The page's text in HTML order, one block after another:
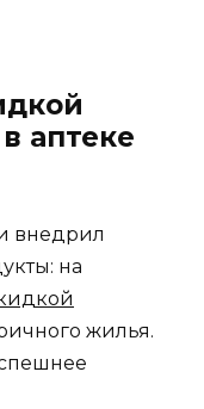
аптеке
внедрил
на
жилья.